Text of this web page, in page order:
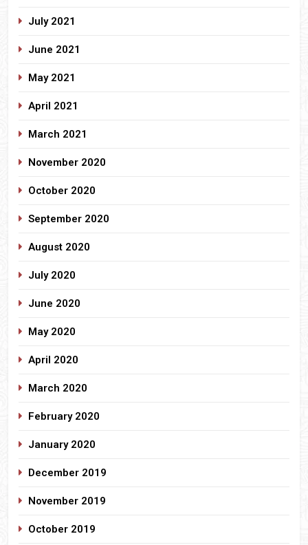
July 2021
June 2021
May 2021
April 2021
March 2021
November 2020
October 2020
September 2020
August 2020
July 2020
June 2020
May 2020
April 2020
March 2020
February 2020
January 2020
December 2019
November 2019
October 2019